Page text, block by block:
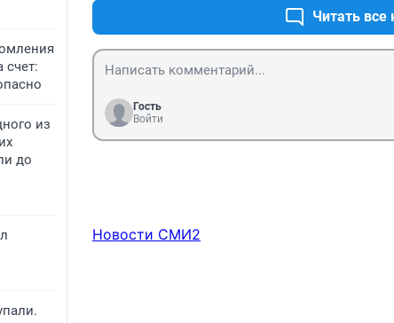
счет:
из
до
Читать
Гость
Войти
Новости СМИ2